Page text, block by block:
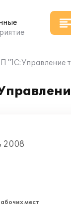
2008
мест